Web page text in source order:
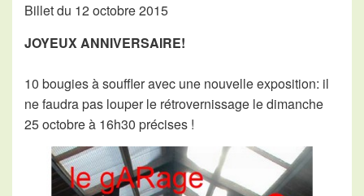
Billet du 12 octobre 2015
JOYEUX ANNIVERSAIRE!
10 bougies à souffler avec une nouvelle exposition: il
ne faudra pas louper le rétrovernissage le dimanche
25 octobre à 16h30 précises !